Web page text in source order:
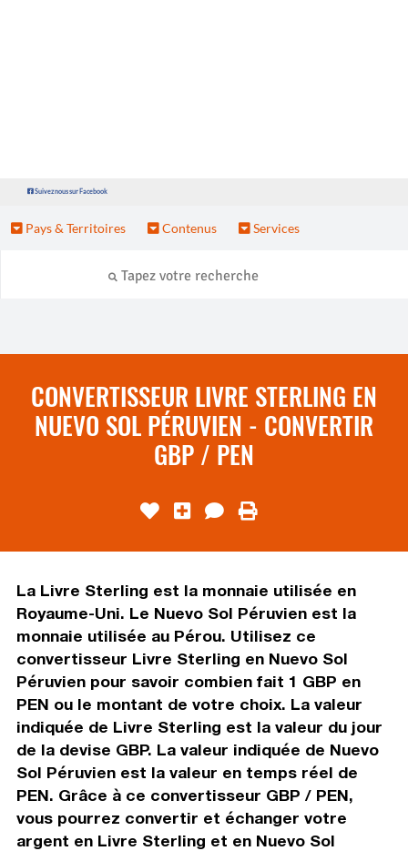
Suivez nous sur Facebook
Pays & Territoires Contenus Services
CONVERTISSEUR LIVRE STERLING EN
NUEVO SOL PÉRUVIEN - CONVERTIR
GBP / PEN
La Livre Sterling est la monnaie utilisée en
Royaume-Uni. Le Nuevo Sol Péruvien est la
monnaie utilisée au Pérou. Utilisez ce
convertisseur Livre Sterling en Nuevo Sol
Péruvien pour savoir combien fait 1 GBP en
PEN ou le montant de votre choix. La valeur
indiquée de Livre Sterling est la valeur du jour
de la devise GBP. La valeur indiquée de Nuevo
Sol Péruvien est la valeur en temps réel de
PEN. Grâce à ce convertisseur GBP / PEN,
vous pourrez convertir et échanger votre
argent en Livre Sterling et en Nuevo Sol